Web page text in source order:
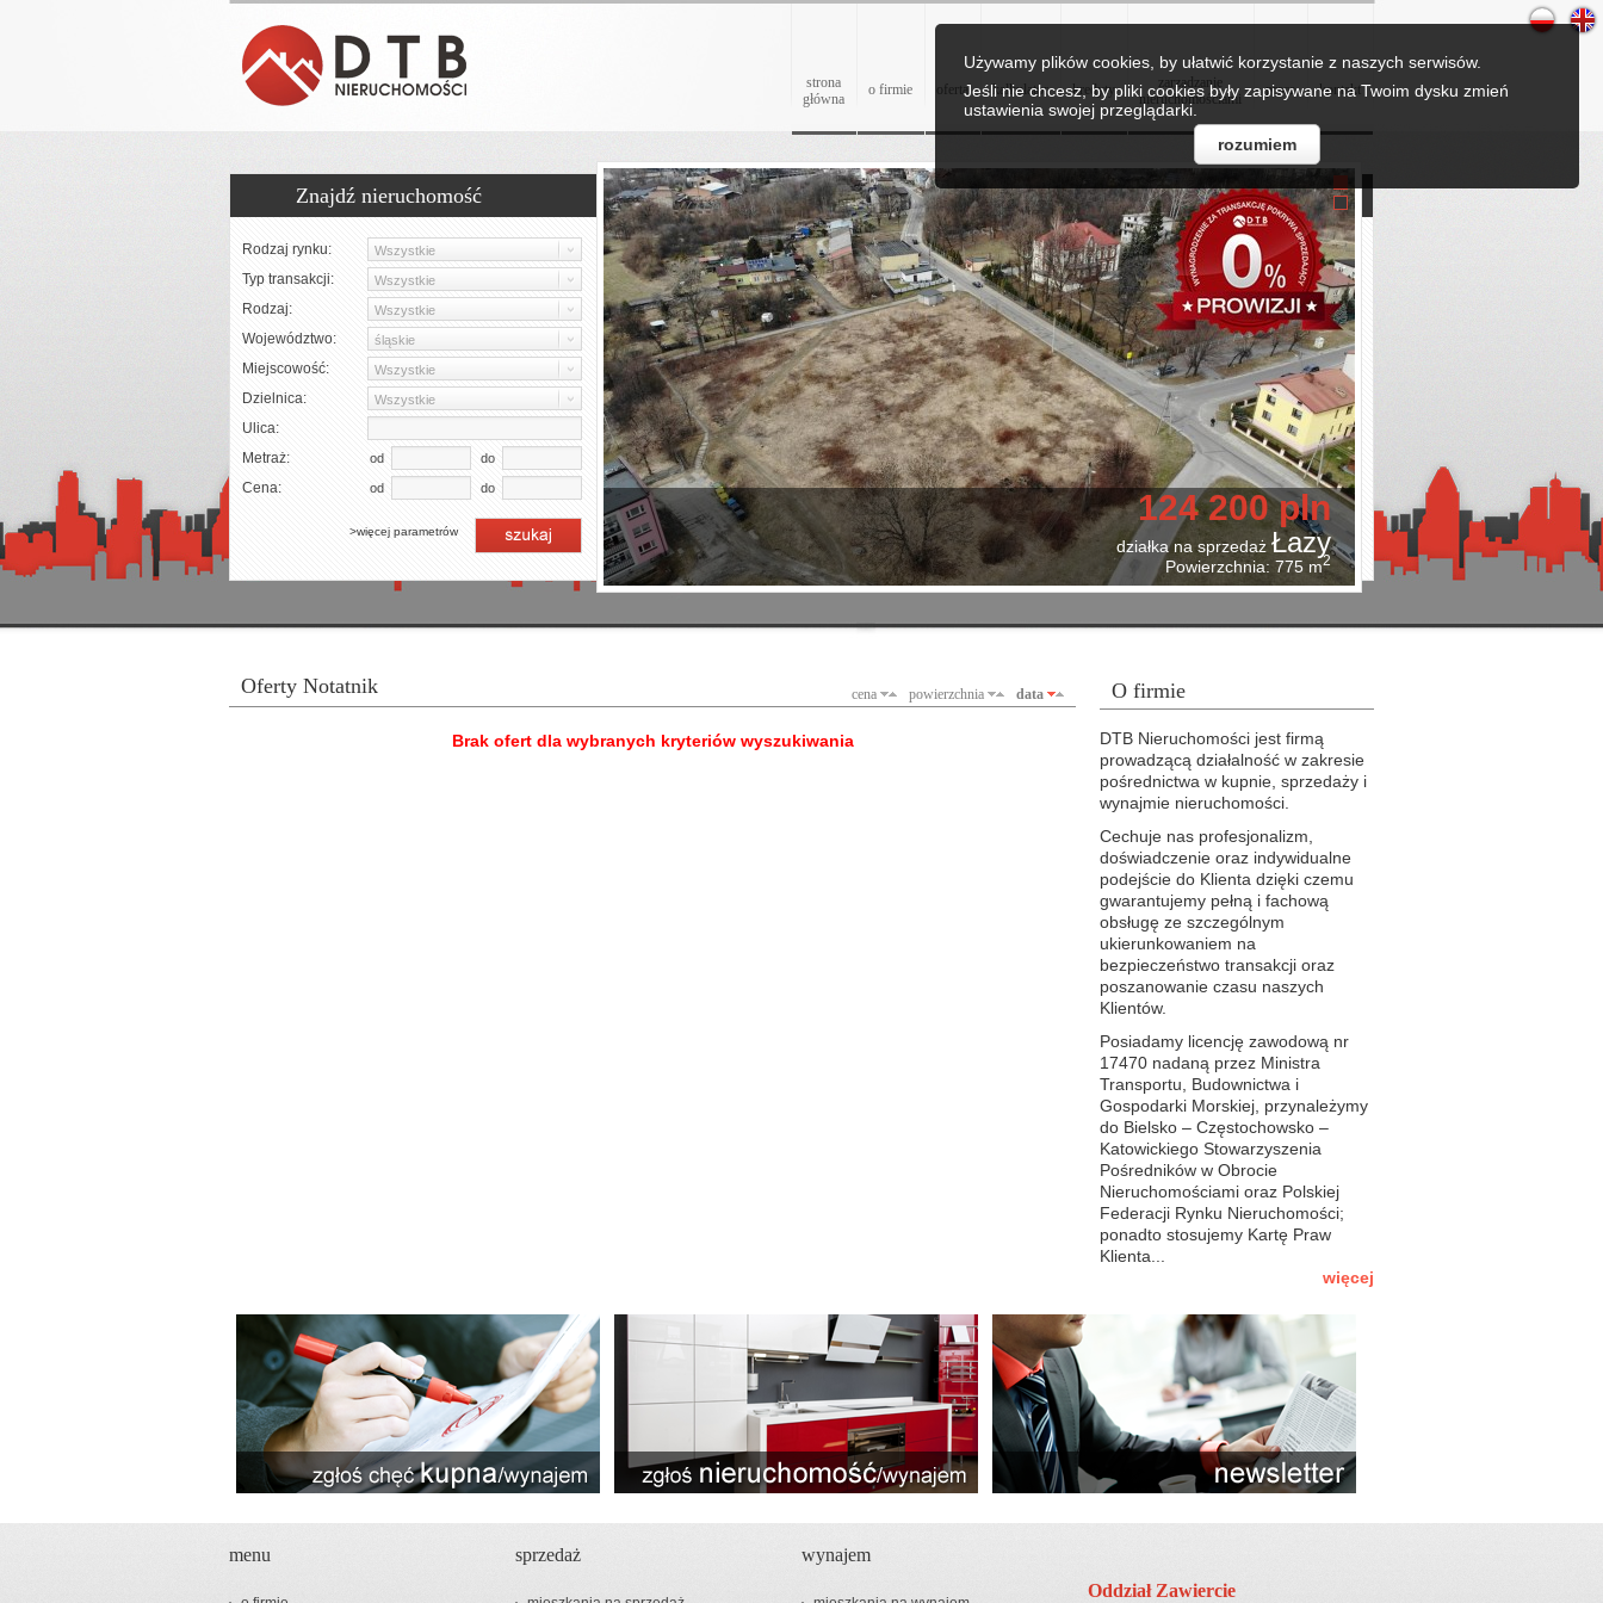
Używamy plików cookies, by ułatwić korzystanie z naszych serwisów.
Jeśli nie chcesz, by pliki cookies były zapisywane na Twoim dysku zmień
ustawienia swojej przeglądarki.
rozumiem
strona
główna
o firmie oferta kalkulator kredyty
zarządzanie
nieruchomościami
praca kontakt
124 200 pln
działka na sprzedaż Łazy
Powierzchnia: 775 m2
Znajdź nieruchomość
Rodzaj rynku: Wszystkie
Typ transakcji: Wszystkie
Rodzaj: Wszystkie
Województwo: śląskie
Miejscowość: Wszystkie
Dzielnica: Wszystkie
Ulica:
Metraż:
od do
Cena: od do
>więcej parametrów
Liczba pokoi:
Piętro:
Liczba pięter:
Rok budowy:
Cena m2:
Symbol oferty:
O firmie
DTB Nieruchomości jest firmą
prowadzącą działalność w zakresie
pośrednictwa w kupnie, sprzedaży i
wynajmie nieruchomości.
Cechuje nas profesjonalizm,
doświadczenie oraz indywidualne
podejście do Klienta dzięki czemu
gwarantujemy pełną i fachową
obsługę ze szczególnym
ukierunkowaniem na
bezpieczeństwo transakcji oraz
poszanowanie czasu naszych
Klientów.
Posiadamy licencję zawodową nr
17470 nadaną przez Ministra
Transportu, Budownictwa i
Gospodarki Morskiej, przynależymy
do Bielsko – Częstochowsko –
Katowickiego Stowarzyszenia
Pośredników w Obrocie
Nieruchomościami oraz Polskiej
Federacji Rynku Nieruchomości;
ponadto stosujemy Kartę Praw
Klienta...
więcej
Oferty Notatnik cena powierzchnia data
Brak ofert dla wybranych kryteriów wyszukiwania
menu sprzedaż wynajem
Oddział Zawiercie